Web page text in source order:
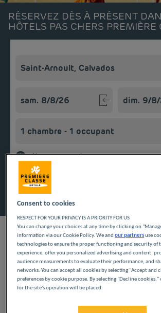
RÉSERVEZ DÈS À PRÉSENT
HÔTELS PAS CHERS PREMIÈRE
Ajouter un code
Vous êtes en train d’organiser une escale
d’agrément dans le Calvados ? Notre hôtel
Arnoult vous reçoit dans un
tous les services inclus dans votre nuitée.
Consent to cookies
RESPECT FOR YOUR PRIVACY IS A PRIORITY FOR US
You can change your choices at any time by clicking on
information via our Cookie Policy. We andour partnersuse
technologies to ensure the proper functioning and security of
experience, offer you personalized advertising and content,
audience measurements to evaluate their performance, and
networks. You can accept all cookies by selecting "Accept and
preferences by cookie purpose. By selecting "Decline cookies,"
for the site's operation will be placed.